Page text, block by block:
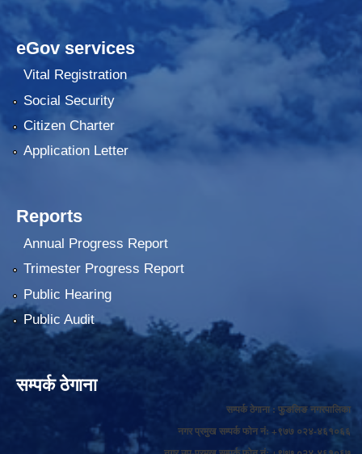
eGov services
Vital Registration
Social Security
Citizen Charter
Application Letter
Reports
Annual Progress Report
Trimester Progress Report
Public Hearing
Public Audit
सम्पर्क ठेगाना
सम्पर्क ठेगाना : फुङलिङ नगरपालिका
नगर प्रमुख सम्पर्क फोन नं: +९७७ ०२४-४६१०६६